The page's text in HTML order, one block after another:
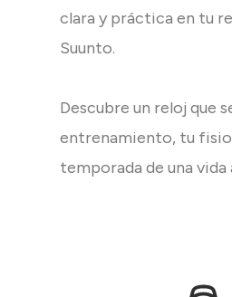
clara y práctica en tu
Suunto.
Descubre un reloj que
entrenamiento, tu
temporada de una vida